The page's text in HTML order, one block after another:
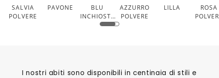
SALVIA
POLVERE
PAVONE
BLU
INCHIOSTR
O
AZZURRO
POLVERE
LILLA
ROSA
I nostri abiti sono disponibili in centinaia di stili e